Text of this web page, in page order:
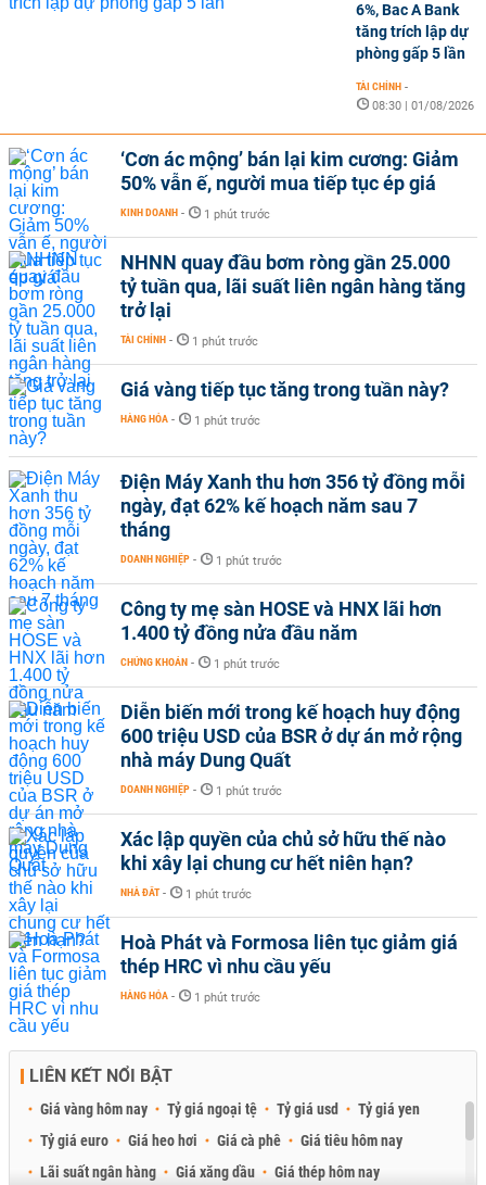
6%, Bac A Bank
tăng trích lập dự
phòng gấp 5 lần
TÀI CHÍNH -
08:30 | 01/08/2026
‘Cơn ác mộng’ bán lại kim cương: Giảm
50% vẫn ế, người mua tiếp tục ép giá
KINH DOANH - 1 phút trước
NHNN quay đầu bơm ròng gần 25.000
tỷ tuần qua, lãi suất liên ngân hàng tăng
trở lại
TÀI CHÍNH - 1 phút trước
Giá vàng tiếp tục tăng trong tuần này?
HÀNG HÓA - 1 phút trước
Điện Máy Xanh thu hơn 356 tỷ đồng mỗi
ngày, đạt 62% kế hoạch năm sau 7
tháng
DOANH NGHIỆP - 1 phút trước
Công ty mẹ sàn HOSE và HNX lãi hơn
1.400 tỷ đồng nửa đầu năm
CHỨNG KHOÁN - 1 phút trước
Diễn biến mới trong kế hoạch huy động
600 triệu USD của BSR ở dự án mở rộng
nhà máy Dung Quất
DOANH NGHIỆP - 1 phút trước
Xác lập quyền của chủ sở hữu thế nào
khi xây lại chung cư hết niên hạn?
NHÀ ĐẤT - 1 phút trước
Hoà Phát và Formosa liên tục giảm giá
thép HRC vì nhu cầu yếu
HÀNG HÓA - 1 phút trước
LIÊN KẾT NỔI BẬT
Giá vàng hôm nay Tỷ giá ngoại tệ Tỷ giá usd
Tỷ giá yen
Tỷ giá euro
Giá heo hơi Giá cà phê
Giá tiêu hôm nay
Lãi suất ngân hàng
Giá xăng dầu Giá thép hôm nay